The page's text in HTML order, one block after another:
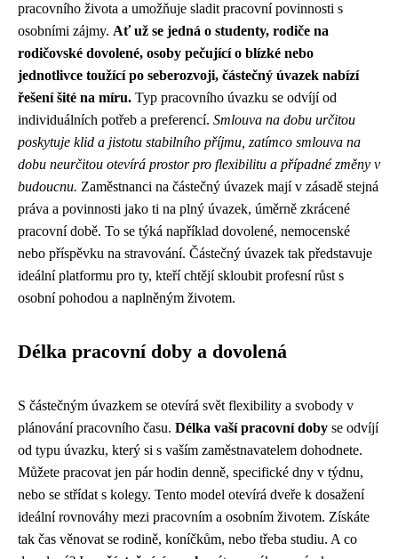
pracovního života a umožňuje sladit pracovní povinnosti s
osobními zájmy. Ať už se jedná o studenty, rodiče na
rodičovské dovolené, osoby pečující o blízké nebo
jednotlivce toužící po seberozvoji, částečný úvazek nabízí
řešení šité na míru. Typ pracovního úvazku se odvíjí od
individuálních potřeb a preferencí. Smlouva na dobu určitou
poskytuje klid a jistotu stabilního příjmu, zatímco smlouva na
dobu neurčitou otevírá prostor pro flexibilitu a případné změny v
budoucnu. Zaměstnanci na částečný úvazek mají v zásadě stejná
práva a povinnosti jako ti na plný úvazek, úměrně zkrácené
pracovní době. To se týká například dovolené, nemocenské
nebo příspěvku na stravování. Částečný úvazek tak představuje
ideální platformu pro ty, kteří chtějí skloubit profesní růst s
osobní pohodou a naplněným životem.
Délka pracovní doby a dovolená
S částečným úvazkem se otevírá svět flexibility a svobody v
plánování pracovního času. Délka vaší pracovní doby se odvíjí
od typu úvazku, který si s vaším zaměstnavatelem dohodnete.
Můžete pracovat jen pár hodin denně, specifické dny v týdnu,
nebo se střídat s kolegy. Tento model otevírá dveře k dosažení
ideální rovnováhy mezi pracovním a osobním životem. Získáte
tak čas věnovat se rodině, koníčkům, nebo třeba studiu. A co